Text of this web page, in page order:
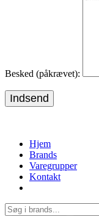
Besked (påkrævet):
Indsend
Hjem
Brands
Varegrupper
Kontakt